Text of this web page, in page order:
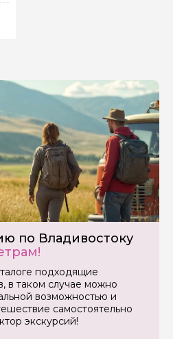
по Владивостоку
подходящие
в таком случае можно
возможностью и
самостоятельно
экскурсий!
гиду